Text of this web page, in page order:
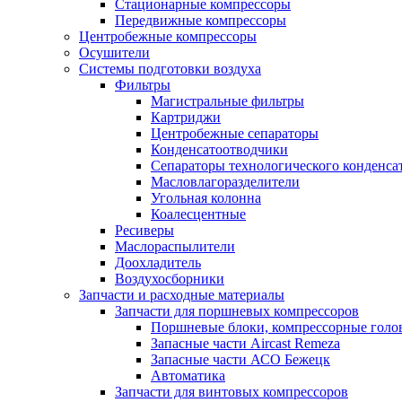
Стационарные компрессоры
Передвижные компрессоры
Центробежные компрессоры
Осушители
Системы подготовки воздуха
Фильтры
Магистральные фильтры
Картриджи
Центробежные сепараторы
Конденсатоотводчики
Сепараторы технологического
Масловлагоразделители
Угольная колонна
Коалесцентные
Ресиверы
Маслораспылители
Доохладитель
Воздухосборники
Запчасти и расходные материалы
Запчасти для поршневых компрессоров
Поршневые блоки, компрессорные
Запасные части Aircast Remeza
Запасные части АСО Бежецк
Автоматика
Запчасти для винтовых компрессоров